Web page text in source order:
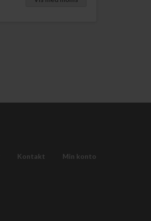
Kontakt Min konto